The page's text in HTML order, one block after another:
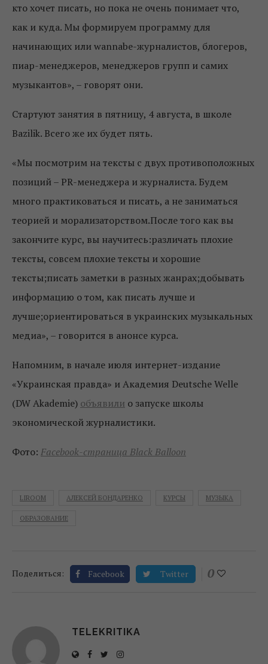
кто хочет писать, но пока не очень понимает что,
как и куда. Мы формируем программу для
начинающих или wannabe-журналистов, блогеров,
пиар-менеджеров, менеджеров групп и самих
музыкантов», – говорят они.
Стартуют занятия в пятницу, 4 августа, в школе
Bazilik. Всего же их будет пять.
«Мы посмотрим на тексты с двух противоположных
позиций – PR-менеджера и журналиста. Будем
много практиковаться и писать, а не заниматься
теорией и морализаторством.После того как вы
закончите курс, вы научитесь:различать плохие
тексты, совсем плохие тексты и хорошие
тексты;писать заметки в разных жанрах;добывать
информацию о том, как писать лучше и
лучше;ориентироваться в украинских музыкальных
медиа», – говорится в анонсе курса.
Напомним, в начале июля интернет-издание
«Украинская правда» и Академия Deutsche Welle
(DW Akademie) объявили о запуске школы
экономической журналистики.
Фото: Facebook-страница Black Balloon
LIROOM АЛЕКСЕЙ БОНДАРЕНКО КУРСЫ МУЗЫКА
ОБРАЗОВАНИЕ
Поделиться: Facebook Twitter 0
TELEKRITIKA